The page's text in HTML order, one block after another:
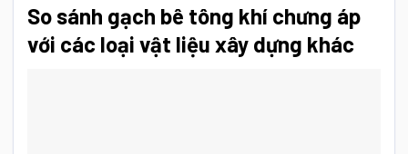
So sánh gạch bê tông khí chưng áp
với các loại vật liệu xây dựng khác